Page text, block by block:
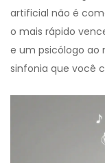
artificial não é
o mais rápido
e um psicólogo ao
sinfonia que você